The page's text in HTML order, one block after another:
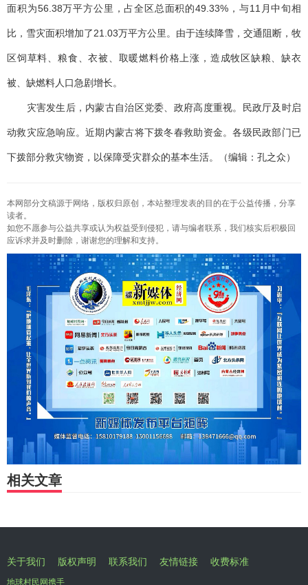
面积为56.38万平方公里，占全区总面积的49.33%，与11月中旬相
比，雪灾面积增加了21.03万平方公里。由于连续降雪，交通阻断，牧
区饲草料、粮食、衣被、取暖燃料价格上涨，造成牧区缺粮、缺衣
被、缺燃料人口急剧增长。
灾害发生后，内蒙古自治区党委、政府高度重视。民政厅及时启
动救灾应急响应。近期内蒙古将下拨冬春救助资金。各级民政部门已
下拨部分救灾物资，以保障受灾群众的基本生活。（编辑：孔之众）
本网部分文稿源于网络，版权归原创，本站整理发表的目的在于公益传播，分享
读者。
如您不愿参与公益共享或认为权益受到侵犯，请与编者联系，我们核实后积极回
应诉求并及时删除，谢谢您的理解和支持。
相关文章
关于我们 版权声明 联系我们 友情链接 收费标准
地球村民网携手